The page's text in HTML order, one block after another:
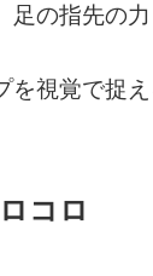
足の指先の力
を視覚で捉
コロ